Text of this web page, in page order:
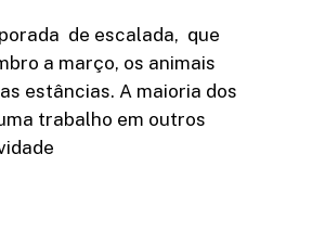
de escalada, que
a março, os animais
estâncias. A maioria dos
trabalho em outros